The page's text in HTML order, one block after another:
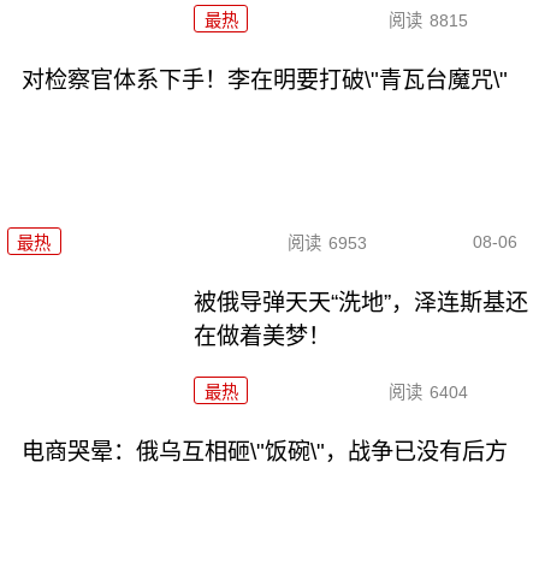
最热 阅读 8815
对检察官体系下手！李在明要打破\"青瓦台魔咒\"
最热 阅读 6953 08-06
被俄导弹天天“洗地”，泽连斯基还
在做着美梦！
最热 阅读 6404
电商哭晕：俄乌互相砸\"饭碗\"，战争已没有后方